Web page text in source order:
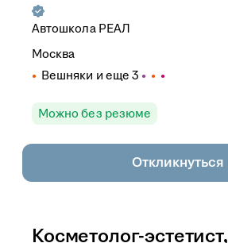
Автошкола РЕАЛ
Москва
Вешняки и еще 3
Можно без резюме
Откликнуться
Косметолог-эстетист,